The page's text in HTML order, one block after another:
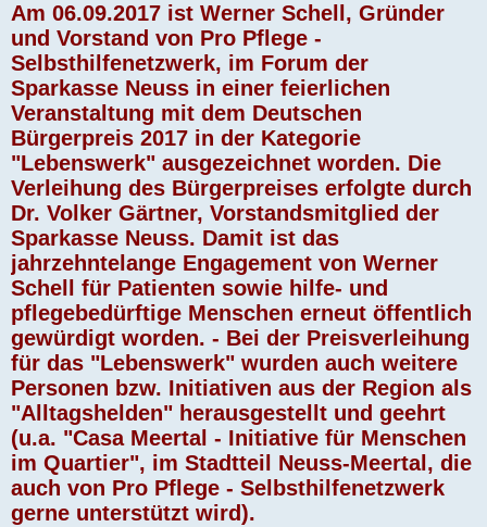
Am 06.09.2017 ist Werner Schell, Gründer
und Vorstand von Pro Pflege -
Selbsthilfenetzwerk, im Forum der
Sparkasse Neuss in einer feierlichen
Veranstaltung mit dem Deutschen
Bürgerpreis 2017 in der Kategorie
"Lebenswerk" ausgezeichnet worden. Die
Verleihung des Bürgerpreises erfolgte durch
Dr. Volker Gärtner, Vorstandsmitglied der
Sparkasse Neuss. Damit ist das
jahrzehntelange Engagement von Werner
Schell für Patienten sowie hilfe- und
pflegebedürftige Menschen erneut öffentlich
gewürdigt worden. - Bei der Preisverleihung
für das "Lebenswerk" wurden auch weitere
Personen bzw. Initiativen aus der Region als
"Alltagshelden" herausgestellt und geehrt
(u.a. "Casa Meertal - Initiative für Menschen
im Quartier", im Stadtteil Neuss-Meertal, die
auch von Pro Pflege - Selbsthilfenetzwerk
gerne unterstützt wird).